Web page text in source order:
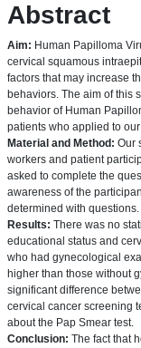
Abstract
Aim: Human Papilloma
cervical squamous
factors that may increase
behaviors. The aim of this
behavior of Human
patients who applied to
Material and Method: Our
workers and patient
asked to complete the
awareness of the
determined with questions.
Results: There was no
educational status and
who had gynecological
higher than those without
significant difference
cervical cancer screening
about the Pap Smear test.
Conclusion: The fact that